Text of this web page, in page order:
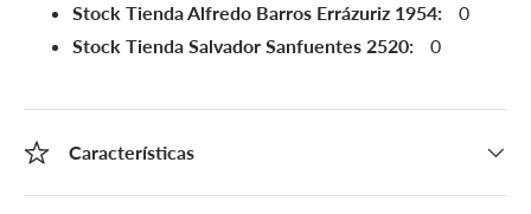
Stock Tienda Alfredo Barros Errázuriz 1954:
0
Stock Tienda Salvador Sanfuentes 2520:
0
Características